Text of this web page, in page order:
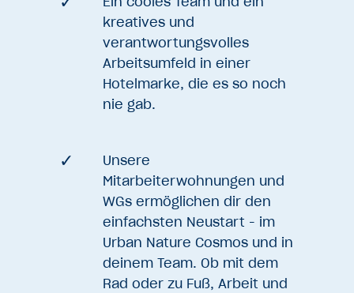
kreatives und
verantwortungsvolles
Arbeitsumfeld in einer
Hotelmarke, die es so noch
nie gab.
Unsere
Mitarbeiterwohnungen und
WGs ermöglichen dir den
einfachsten Neustart - im
Urban Nature Cosmos und in
deinem Team. Ob mit dem
Rad oder zu Fuß, Arbeit und